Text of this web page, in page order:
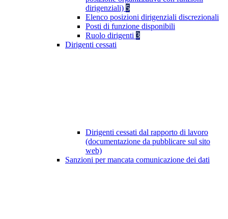
dirigenziali) 5
Elenco posizioni dirigenziali discrezionali
Posti di funzione disponibili
Ruolo dirigenti 3
Dirigenti cessati
Dirigenti cessati dal rapporto di lavoro
(documentazione da pubblicare sul sito
web)
Sanzioni per mancata comunicazione dei dati